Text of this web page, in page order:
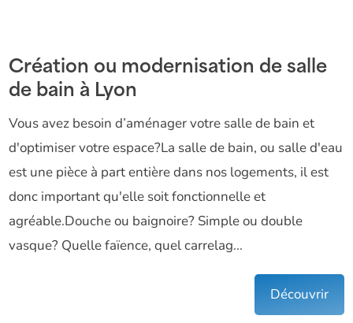
Création ou modernisation de salle
de bain à Lyon
Vous avez besoin d’aménager votre salle de bain et
d'optimiser votre espace?La salle de bain, ou salle d'eau
est une pièce à part entière dans nos logements, il est
donc important qu'elle soit fonctionnelle et
agréable.Douche ou baignoire? Simple ou double
vasque? Quelle faïence, quel carrelag...
Découvrir